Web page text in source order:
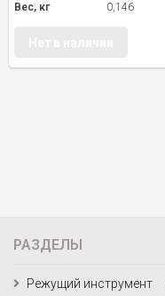
Вес, кг
0,146
РАЗДЕЛЫ
Режущий инструмент